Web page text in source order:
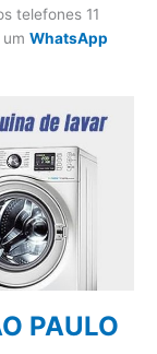
telefones 11
umWhatsApp
PAULO